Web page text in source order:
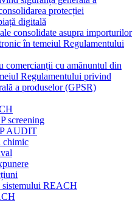
protecției
digitală
consolidate asupra importurilor
în temeiul Regulamentului
comercianții cu amănuntul din
Regulamentului privind
a produselor (GPSR)
screening
AUDIT
chimic
sistemului REACH